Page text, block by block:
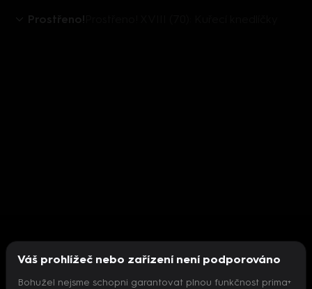
Prostřeno!
Váš prohlížeč nebo zařízení není podporováno
Bohužel nejsme schopni garantovat plnou funkčnost prima+